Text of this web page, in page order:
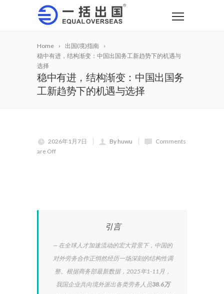
Home
出国(境)指南
稳中有进，结构渐变：中国出国务工新趋势下的机遇与
选择
稳中有进，结构渐变：中国出国务
工新趋势下的机遇与选择
2026年1月7日 By huwu
Comments
are Off
引言
在全球人才加速流动的宏大背景下，中国的
对外劳务合作正悄然经历一场深刻的结构性调
整。根据商务部最新数据，2025年1-11月，
我国企业共向境外派出各类劳务人员38.6万